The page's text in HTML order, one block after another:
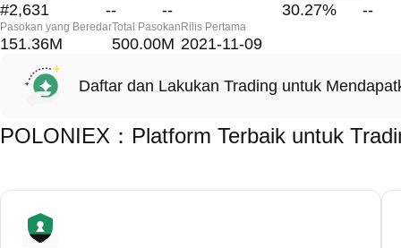
#2,631 -- -- 30.27% --
Pasokan yang Beredar
151.36M
Total Pasokan
500.00M
Rilis Pertama
2021-11-09
Daftar dan Lakukan Trading untuk
POLONIEX：Platform Terbaik untuk